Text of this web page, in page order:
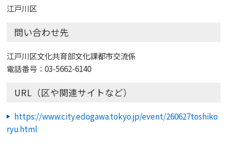
江戸川区
問い合わせ先
江戸川区文化共育部文化課都市交流係
電話番号：03-5662-6140
URL（区や関連サイトなど）
https://www.city.edogawa.tokyo.jp/event/260627toshiko
ryu.html